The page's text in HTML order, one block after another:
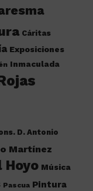
Cáritas
Exposiciones
Inmaculada
D. Antonio
Martínez
Hoyo Música
Pascua Pintura